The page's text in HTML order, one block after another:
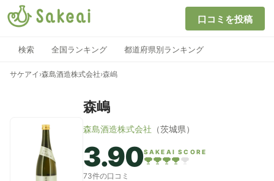
口コミを投稿
検索 全国ランキング 都道府県別ランキング
サケアイ ›森島酒造株式会社›森嶋
森嶋
森島酒造株式会社 （茨城県）
3.90SAKEAI SCORE
73件の口コミ